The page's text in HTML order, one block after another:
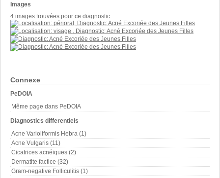
Connexe
PeDOIA
Même page dans PeDOIA
Diagnostics differentiels
Acne Varioliformis Hebra (1)
Acne Vulgaris (11)
Cicatrices acnéiques (2)
Dermatite factice (32)
Gram-negative Folliculitis (1)
Images
4 images trouvées pour ce diagnostic